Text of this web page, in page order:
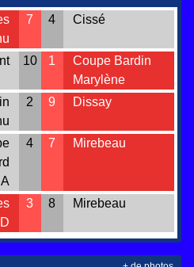
7 4 Cissé
10 1
Coupe Bardin
Marylène
2 9 Dissay
4 7 Mirebeau
3 8 Mirebeau